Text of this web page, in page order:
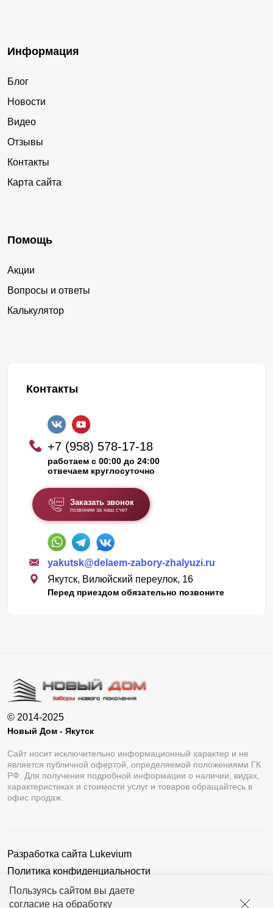
Пользуясь сайтом вы даете
согласие на обработку
Информация
Блог
Новости
Видео
Отзывы
Контакты
Карта сайта
Помощь
Акции
Вопросы и ответы
Калькулятор
Контакты
+7 (958) 578-17-18
работаем с 00:00 до 24:00
отвечаем круглосуточно
Заказать звонок
позвоним за наш счет
yakutsk@delaem-zabory-zhalyuzi.ru
Якутск, Вилюйский переулок, 16
Перед приездом обязательно позвоните
© 2014-2025
Новый Дом - Якутск
Сайт носит исключительно информационный характер и не
является публичной офертой, определяемой положениями ГК
РФ. Для получения подробной информации о наличии, видах,
характеристиках и стоимости услуг и товаров обращайтесь в
офис продаж.
Разработка сайта Lukevium
Политика конфиденциальности
Пользовательское соглашение